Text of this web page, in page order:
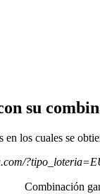
su
en los cuales se
Combinación